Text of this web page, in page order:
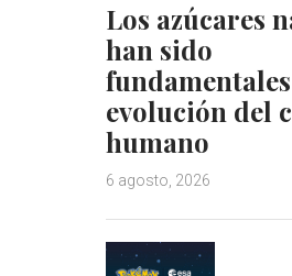
Los azúcares
han sido
evolución del
humano
6 agosto, 2026